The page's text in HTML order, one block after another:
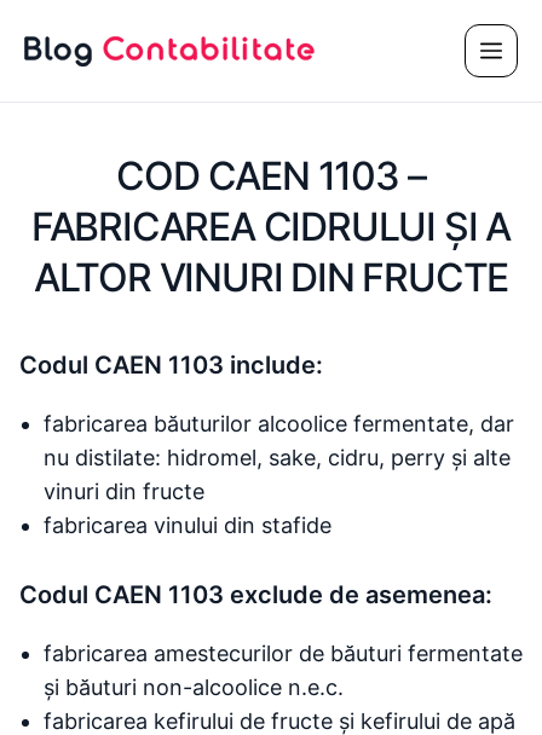
COD CAEN 1103 –
FABRICAREA CIDRULUI ŞI A
ALTOR VINURI DIN FRUCTE
Codul CAEN 1103 include:
fabricarea băuturilor alcoolice fermentate, dar
nu distilate: hidromel, sake, cidru, perry și alte
vinuri din fructe
fabricarea vinului din stafide
Codul CAEN 1103 exclude de asemenea:
fabricarea amestecurilor de băuturi fermentate
și băuturi non-alcoolice n.e.c.
fabricarea kefirului de fructe și kefirului de apă